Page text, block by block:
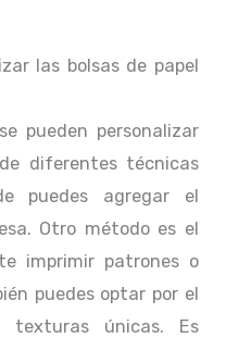
las bolsas de papel
pueden personalizar
diferentes técnicas
puedes agregar el
Otro método es el
imprimir patrones o
puedes optar por el
texturas únicas. Es